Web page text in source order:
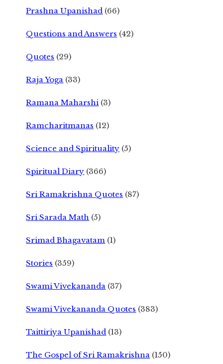
Prashna Upanishad (66)
Questions and Answers (42)
Quotes (29)
Raja Yoga (33)
Ramana Maharshi (3)
Ramcharitmanas (12)
Science and Spirituality (5)
Spiritual Diary (366)
Sri Ramakrishna Quotes (87)
Sri Sarada Math (5)
Srimad Bhagavatam (1)
Stories (359)
Swami Vivekananda (37)
Swami Vivekananda Quotes (383)
Taittiriya Upanishad (13)
The Gospel of Sri Ramakrishna (150)